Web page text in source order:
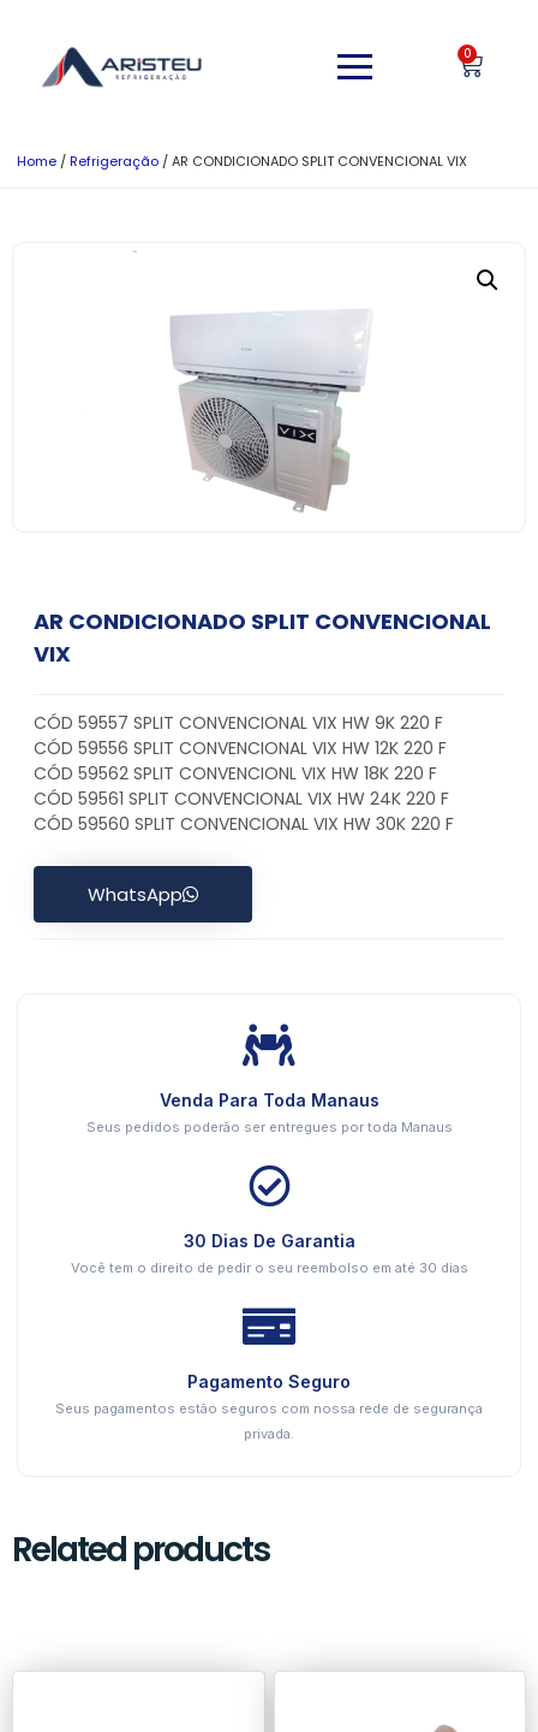
0
Home /Refrigeração / AR CONDICIONADO SPLIT CONVENCIONAL VIX
AR CONDICIONADO SPLIT CONVENCIONAL
VIX
CÓD 59557 SPLIT CONVENCIONAL VIX HW 9K 220 F
CÓD 59556 SPLIT CONVENCIONAL VIX HW 12K 220 F
CÓD 59562 SPLIT CONVENCIONL VIX HW 18K 220 F
CÓD 59561 SPLIT CONVENCIONAL VIX HW 24K 220 F
CÓD 59560 SPLIT CONVENCIONAL VIX HW 30K 220 F
WhatsApp
Venda Para Toda Manaus
Seus pedidos poderão ser entregues por toda Manaus
30 Dias De Garantia
Você tem o direito de pedir o seu reembolso em até 30 dias
Pagamento Seguro
Seus pagamentos estão seguros com nossa rede de segurança
privada.
Related products